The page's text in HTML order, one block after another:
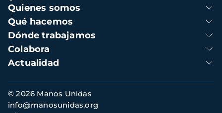
Navegación
principal
Quienes somos
Qué hacemos
Dónde trabajamos
Colabora
Actualidad
Información
de
contacto
© 2026 Manos Unidas
info@manosunidas.org